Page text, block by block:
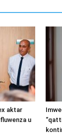
aktar
u